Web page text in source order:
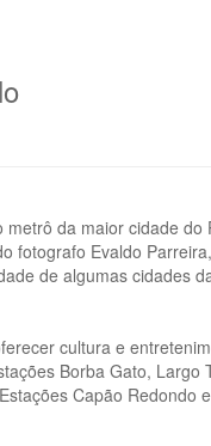
da maior cidade do
fotografo Evaldo
de algumas cidades
cultura e
Borba Gato, Largo
Capão Redondo